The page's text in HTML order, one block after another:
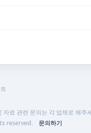
료 관련 문의는 각 업체로 해주
reserved. 문의하기